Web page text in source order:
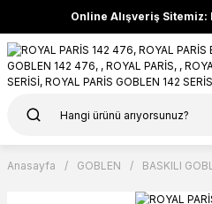
Online Alışveriş
Anasayfa GOBLEN BASKILI